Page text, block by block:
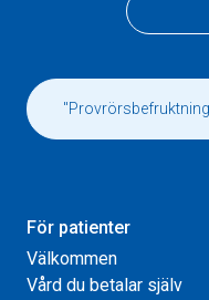
För patienter
Välkommen
Vård du betalar själv